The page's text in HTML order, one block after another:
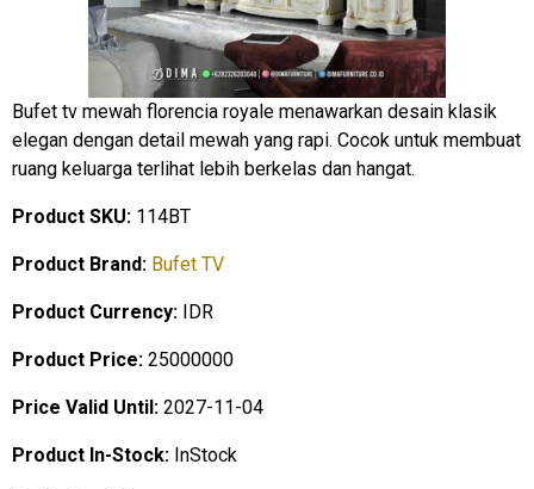
Bufet tv mewah florencia royale menawarkan desain klasik
elegan dengan detail mewah yang rapi. Cocok untuk membuat
ruang keluarga terlihat lebih berkelas dan hangat.
Product SKU: 114BT
Product Brand: Bufet TV
Product Currency: IDR
Product Price: 25000000
Price Valid Until: 2027-11-04
Product In-Stock: InStock